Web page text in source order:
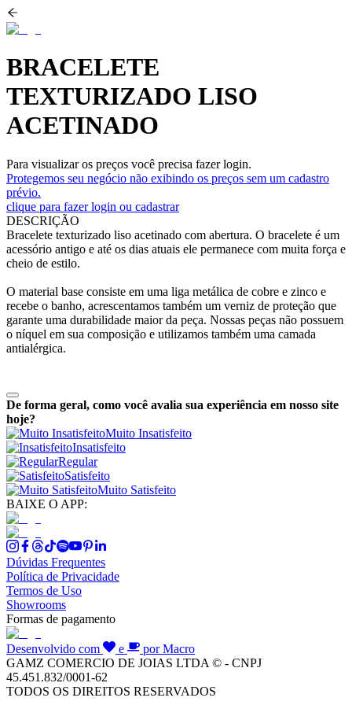
BRACELETE
TEXTURIZADO LISO
ACETINADO
Para visualizar os preços você precisa fazer login.
Protegemos seu negócio não exibindo os preços sem um cadastro
prévio.
clique para fazer login ou cadastrar
DESCRIÇÃO
Bracelete texturizado liso acetinado com abertura. O bracelete é um
acessório antigo e até os dias atuais ele permanece com muita força e
cheio de estilo.
O material base consiste em uma liga metálica de cobre e zinco e
recebe o banho, acrescentamos também um verniz de proteção que
garante uma durabilidade maior da peça. Nossas peças não possuem
o níquel em sua composição e utilizamos também uma camada
antialérgica.
De forma geral, como você avalia sua experiência em nosso site
hoje?
Muito Insatisfeito
Insatisfeito
Regular
Satisfeito
Muito Satisfeito
BAIXE O APP:
Dúvidas Frequentes
Política de Privacidade
Termos de Uso
Showrooms
Formas de pagamento
Desenvolvido com e
por Macro
GAMZ COMERCIO DE JOIAS LTDA © - CNPJ
45.451.832/0001-62
TODOS OS DIREITOS RESERVADOS